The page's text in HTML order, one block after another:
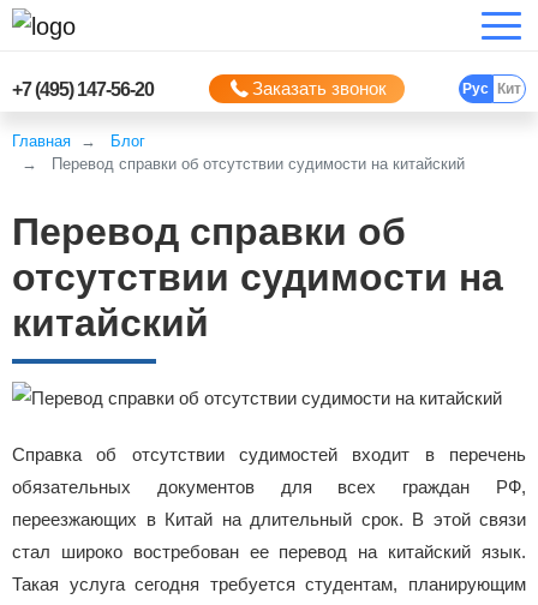
+7 (495) 147-56-20 Заказать звонок Рус Кит
Главная
Блог
Перевод справки об отсутствии судимости на китайский
Перевод справки об
отсутствии судимости на
китайский
Справка об отсутствии судимостей входит в перечень
обязательных документов для всех граждан РФ,
переезжающих в Китай на длительный срок. В этой связи
стал широко востребован ее перевод на китайский язык.
Такая услуга сегодня требуется студентам, планирующим